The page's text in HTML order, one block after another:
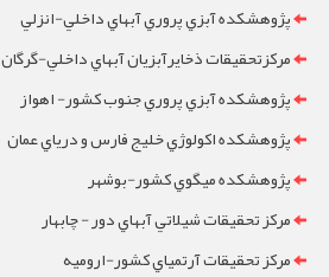
پژوهشکده آبزي پروري آبهاي داخلي-انزلي
مرکزتحقيقات ذخايرآبزيان آبهاي داخلي-گرگان
پژوهشکده آبزي پروري جنوب کشور- اهواز
پژوهشکده اکولوژي خليج فارس و درياي عمان
پژوهشکده ميگوي کشور-بوشهر
مرکز تحقيقات شيلاتي آبهاي دور - چابهار
مرکز تحقيقات آرتمياي کشور-ارومیه